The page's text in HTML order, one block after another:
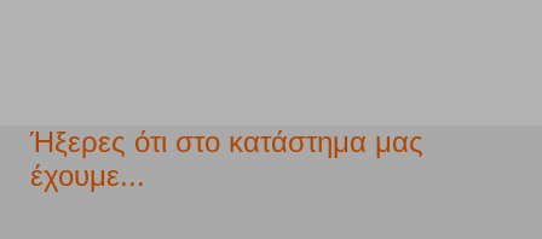
Ήξερες ότι στο κατάστημα μας
έχουμε...